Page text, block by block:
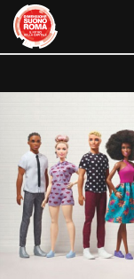
content